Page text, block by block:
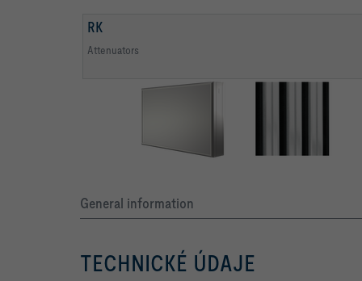
RK
Attenuators
General information
TECHNICKÉ ÚDAJE